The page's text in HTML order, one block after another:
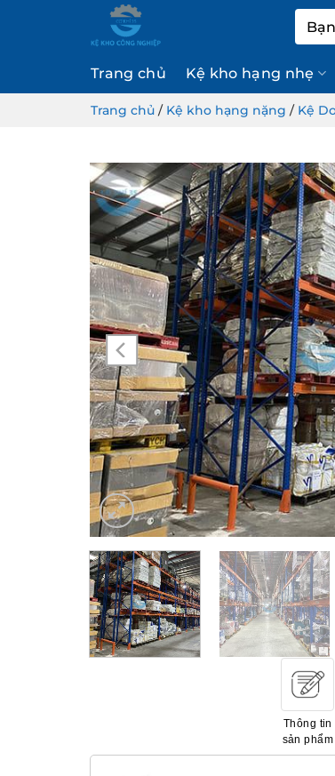
kiếm:
Trang chủ Kệ kho hạng nhẹ
Trang chủ / Kệ kho hạng nặng / Kệ
Thông tin
sản phẩm